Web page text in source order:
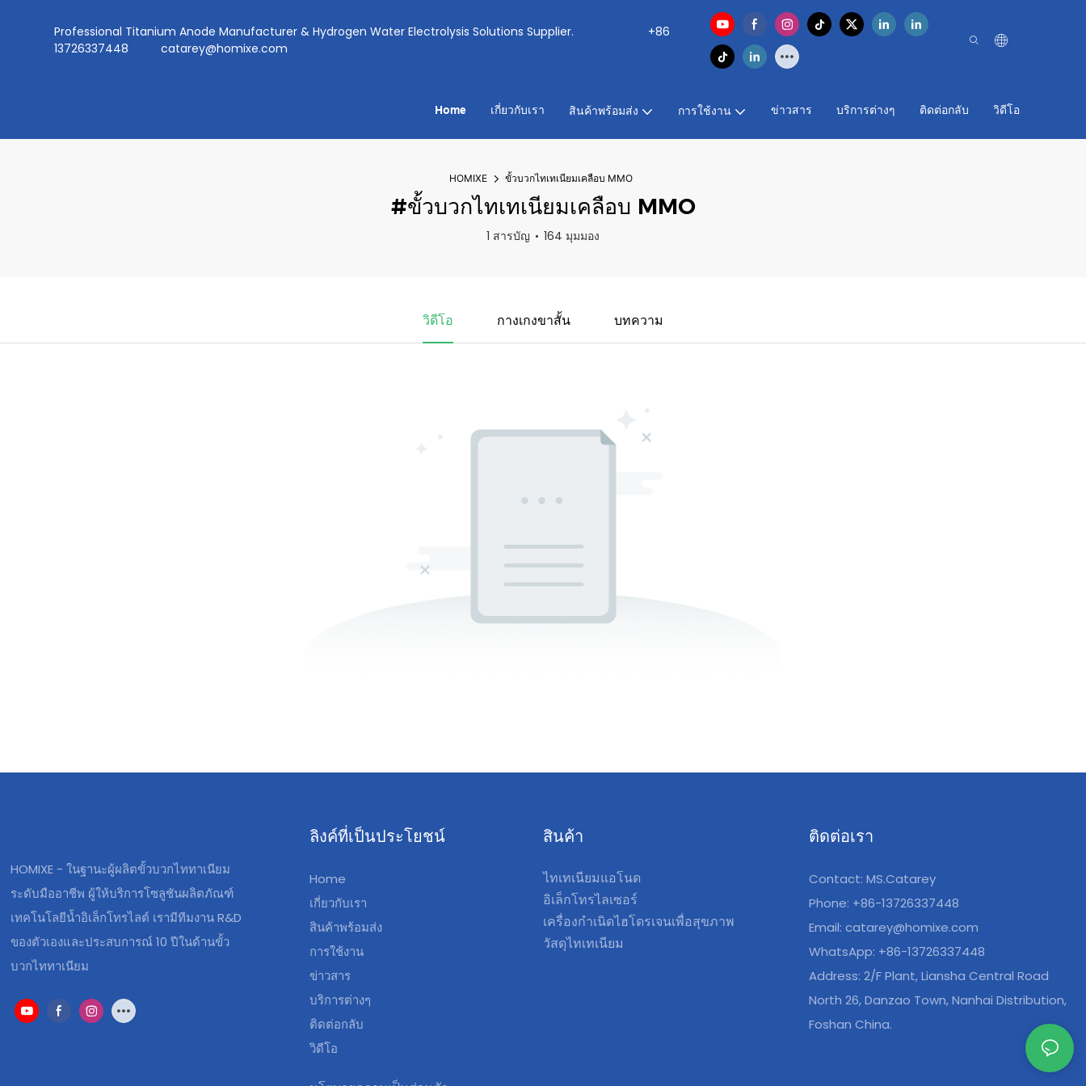
Professional Titanium Anode Manufacturer & Hydrogen Water Electrolysis Solutions Supplier.
+86
13726337448
catarey@homixe.com
Home เกี่ยวกับเรา สินค้าพร้อมส่ง การใช้งาน ข่าวสาร บริการต่างๆ ติดต่อกลับ วิดีโอ
HOMIXE ขั้วบวกไทเทเนียมเคลือบ MMO
#ขั้วบวกไทเทเนียมเคลือบ MMO
1 สารบัญ 164 มุมมอง
วิดีโอ กางเกงขาสั้น บทความ
HOMIXE - ในฐานะผู้ผลิตขั้วบวกไททาเนียม
ระดับมืออาชีพ ผู้ให้บริการโซลูชันผลิตภัณฑ์
เทคโนโลยีน้ำอิเล็กโทรไลต์ เรามีทีมงาน R&D
ของตัวเองและประสบการณ์ 10 ปีในด้านขั้ว
บวกไททาเนียม
ลิงค์ที่เป็นประโยชน์
Home
เกี่ยวกับเรา
สินค้าพร้อมส่ง
การใช้งาน
ข่าวสาร
บริการต่างๆ
ติดต่อกลับ
วิดีโอ
สินค้า
ไทเทเนียมแอโนด
อิเล็กโทรไลเซอร์
เครื่องกำเนิดไฮโดรเจนเพื่อสุขภาพ
วัสดุไทเทเนียม
ติดต่อเรา
Contact: MS.Catarey
Phone: +86-13726337448
Email:catarey@homixe.com
WhatsApp: +86-13726337448
Address: 2/F Plant, Liansha Central Road
North 26, Danzao Town, Nanhai Distribution,
Foshan China.